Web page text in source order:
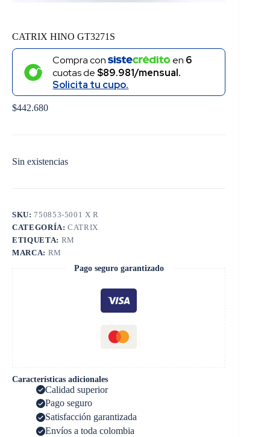
CATRIX HINO GT3271S
Compra con en 6
cuotas de $89.981/mensual.
Solicita tu cupo.
$442.680
Sin existencias
SKU: 750853-5001 X R
CATEGORÍA:CATRIX
ETIQUETA: RM
MARCA: RM
Pago seguro garantizado
Características adicionales
Calidad superior
Pago seguro
Satisfacción garantizada
Envíos a toda colombia